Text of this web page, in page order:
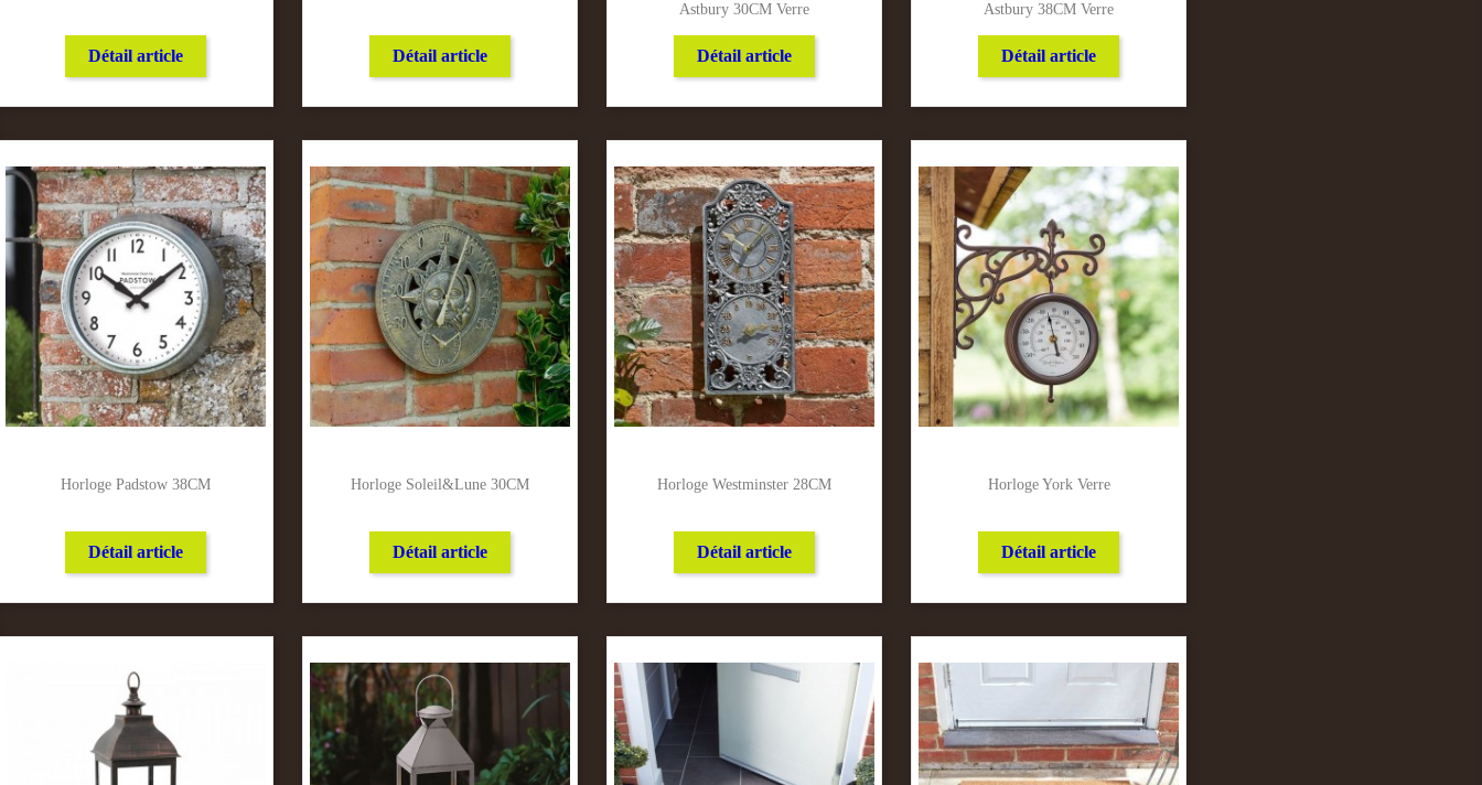
Détail article Détail article
Astbury 30CM Verre
Détail article
Astbury 38CM Verre
Détail article
Horloge Padstow 38CM
Détail article
Horloge Soleil&lune 30CM
Détail article
Horloge Westminster 28CM
Détail article
Horloge York Verre
Détail article